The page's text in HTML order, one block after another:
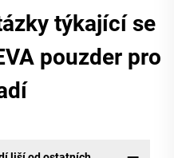
týkající se
pouzder pro